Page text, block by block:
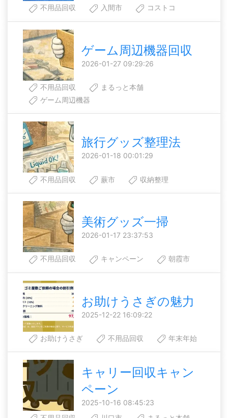
不用品回収 入間市 コストコ
ゲーム周辺機器回収
2026-01-27 09:29:26
不用品回収
まるっと本舗
ゲーム周辺機器
旅行グッズ整理法
2026-01-18 00:01:29
不用品回収 蕨市 収納整理
美術グッズ一掃
2026-01-17 23:37:53
不用品回収 キャンペーン 朝霞市
お助けうさぎの魅力
2025-12-22 16:09:22
お助けうさぎ 不用品回収 年末年始
キャリー回収キャン
ペーン
2025-10-16 08:45:23